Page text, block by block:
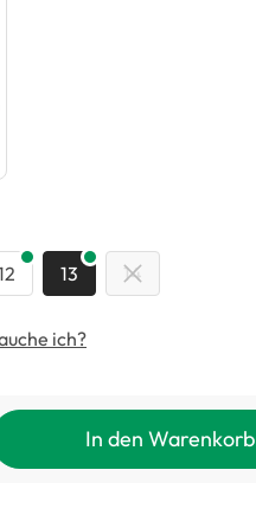
13 14
ich?
In den Warenkorb